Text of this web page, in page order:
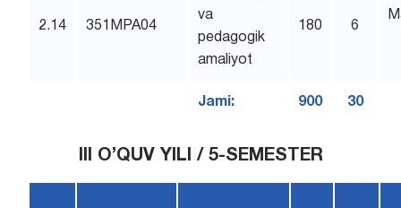
2.14 351MPA04
va
pedagogik
amaliyot
180 6
Jami: 900 30
III O’QUV YILI / 5-SEMESTER